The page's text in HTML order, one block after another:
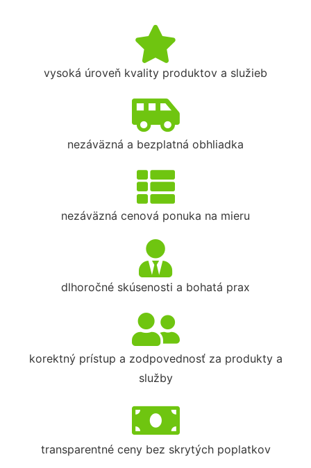
vysoká úroveň kvality produktov a služieb
nezáväzná a bezplatná obhliadka
nezáväzná cenová ponuka na mieru
dlhoročné skúsenosti a bohatá prax
korektný prístup a zodpovednosť za produkty a
služby
transparentné ceny bez skrytých poplatkov